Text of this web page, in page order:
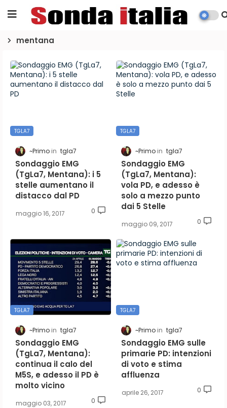
mentana
TGLA7
~Primo tgla7
Sondaggio EMG
(TgLa7, Mentana): i 5
stelle aumentano il
distacco dal PD
maggio 16, 2017 0
TGLA7
~Primo tgla7
Sondaggio EMG
(TgLa7, Mentana):
vola PD, e adesso è
solo a mezzo punto
dai 5 Stelle
maggio 09, 2017 0
TGLA7
~Primo tgla7
Sondaggio EMG
(TgLa7, Mentana):
continua il calo del
M5S, e adesso il PD è
molto vicino
maggio 03, 2017 0
TGLA7
~Primo tgla7
Sondaggio EMG sulle
primarie PD: intenzioni
di voto e stima
affluenza
aprile 26, 2017 0